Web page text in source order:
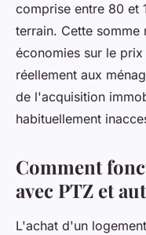
comprise entre 80 et
terrain. Cette somme
économies sur le
réellement aux
de l'acquisition
habituellement
Comment
avec PTZ et
L'achat d'un